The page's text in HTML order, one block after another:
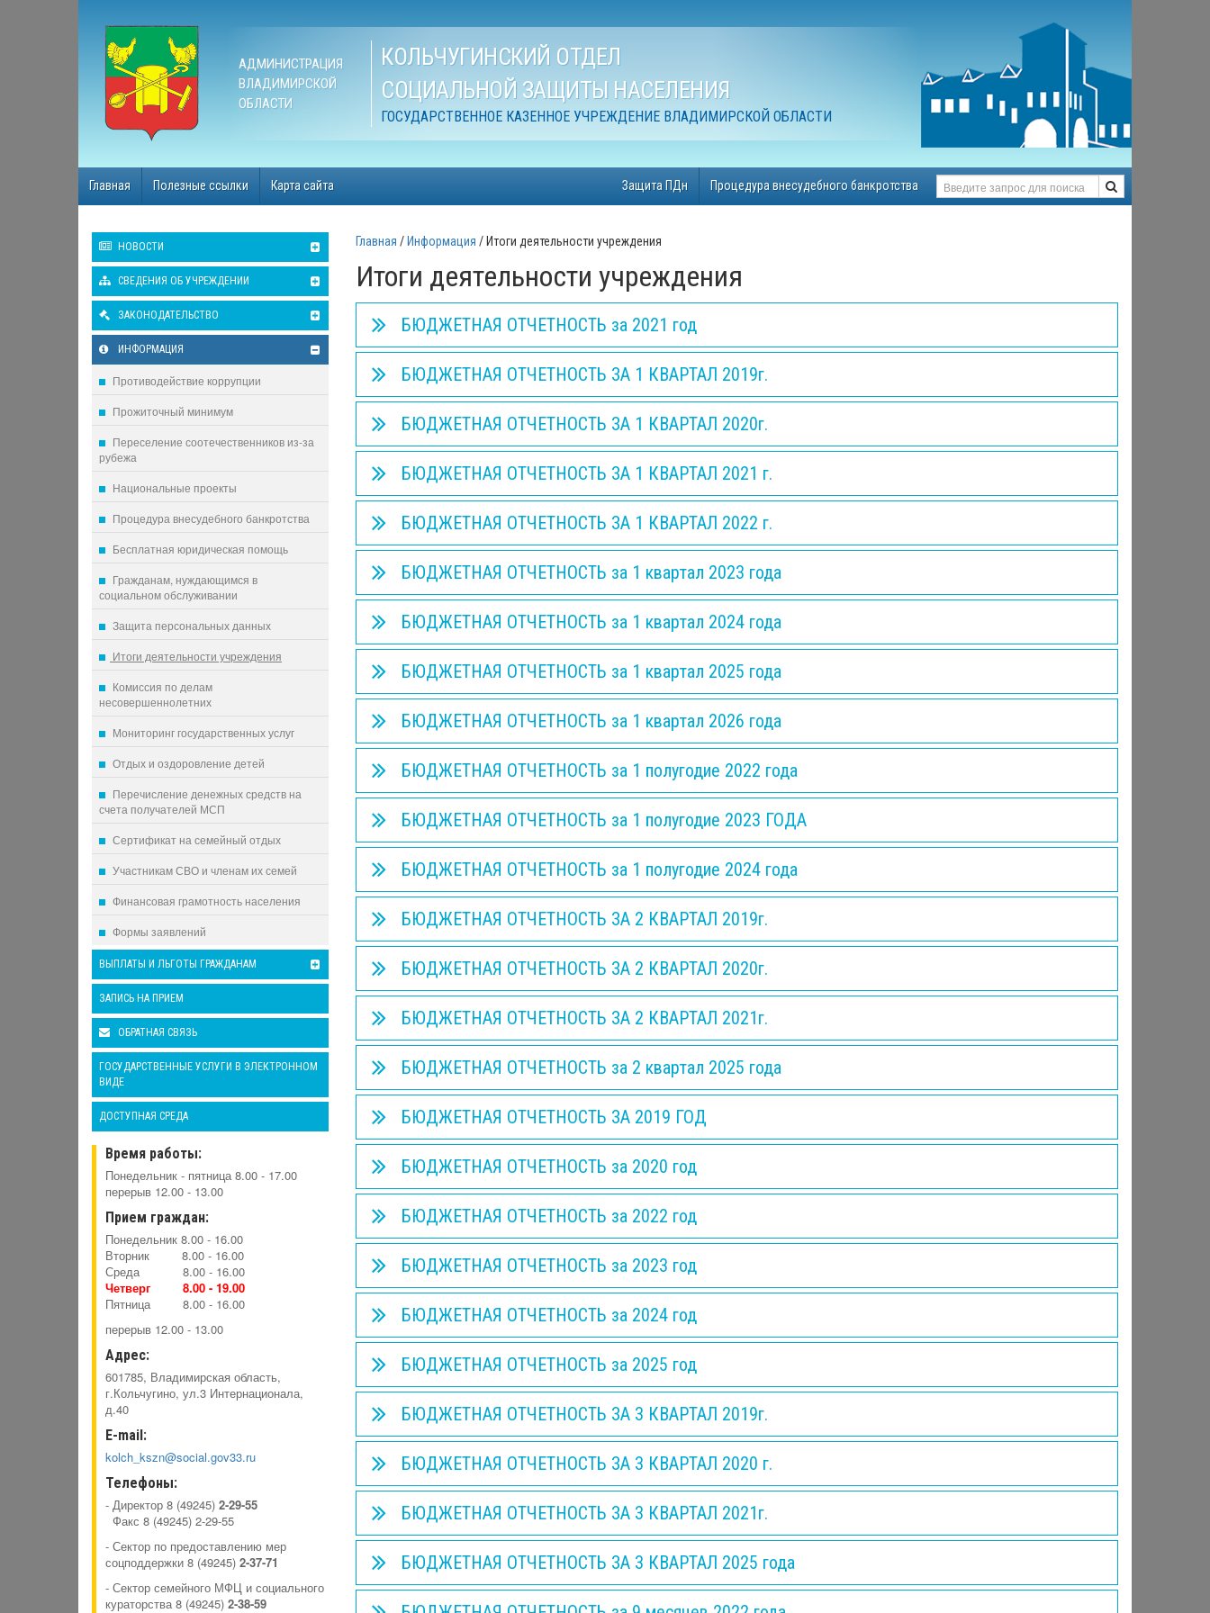
АДМИНИСТРАЦИЯ
ВЛАДИМИРСКОЙ
ОБЛАСТИ
КОЛЬЧУГИНСКИЙ ОТДЕЛ
СОЦИАЛЬНОЙ ЗАЩИТЫ НАСЕЛЕНИЯ
ГОСУДАРСТВЕННОЕ КАЗЕННОЕ УЧРЕЖДЕНИЕ ВЛАДИМИРСКОЙ ОБЛАСТИ
Главная Полезные ссылки Карта сайта Защита ПДн Процедура внесудебного банкротства
НОВОСТИ
СВЕДЕНИЯ ОБ УЧРЕЖДЕНИИ
ЗАКОНОДАТЕЛЬСТВО
ИНФОРМАЦИЯ
Противодействие коррупции
Прожиточный минимум
Переселение соотечественников из-за
рубежа
Национальные проекты
Процедура внесудебного банкротства
Бесплатная юридическая помощь
Гражданам, нуждающимся в
социальном обслуживании
Защита персональных данных
Итоги деятельности учреждения
Комиссия по делам
несовершеннолетних
Мониторинг государственных услуг
Отдых и оздоровление детей
Перечисление денежных средств на
счета получателей МСП
Сертификат на семейный отдых
Участникам СВО и членам их семей
Финансовая грамотность населения
Формы заявлений
ВЫПЛАТЫ И ЛЬГОТЫ ГРАЖДАНАМ
ЗАПИСЬ НА ПРИЕМ
ОБРАТНАЯ СВЯЗЬ
ГОСУДАРСТВЕННЫЕ УСЛУГИ В ЭЛЕКТРОННОМ
ВИДЕ
ДОСТУПНАЯ СРЕДА
Время работы:
Понедельник - пятница 8.00 - 17.00
перерыв 12.00 - 13.00
Прием граждан:
Понедельник 8.00 - 16.00
Вторник 8.00 - 16.00
Среда 8.00 - 16.00
Четверг 8.00 - 19.00
Пятница 8.00 - 16.00
перерыв 12.00 - 13.00
Адрес:
601785, Владимирская область,
г.Кольчугино, ул.3 Интернационала,
д.40
E-mail:
kolch_kszn@social.gov33.ru
Телефоны:
- Директор 8 (49245) 2-29-55
Факс 8 (49245) 2-29-55
- Сектор по предоставлению мер
соцподдержки 8 (49245) 2-37-71
- Сектор семейного МФЦ и социального
кураторства 8 (49245) 2-38-59
Главная Информация Итоги деятельности учреждения
Итоги деятельности учреждения
БЮДЖЕТНАЯ ОТЧЕТНОСТЬ за 2021 год
БЮДЖЕТНАЯ ОТЧЕТНОСТЬ ЗА 1 КВАРТАЛ 2019г.
БЮДЖЕТНАЯ ОТЧЕТНОСТЬ ЗА 1 КВАРТАЛ 2020г.
БЮДЖЕТНАЯ ОТЧЕТНОСТЬ ЗА 1 КВАРТАЛ 2021 г.
БЮДЖЕТНАЯ ОТЧЕТНОСТЬ ЗА 1 КВАРТАЛ 2022 г.
БЮДЖЕТНАЯ ОТЧЕТНОСТЬ за 1 квартал 2023 года
БЮДЖЕТНАЯ ОТЧЕТНОСТЬ за 1 квартал 2024 года
БЮДЖЕТНАЯ ОТЧЕТНОСТЬ за 1 квартал 2025 года
БЮДЖЕТНАЯ ОТЧЕТНОСТЬ за 1 квартал 2026 года
БЮДЖЕТНАЯ ОТЧЕТНОСТЬ за 1 полугодие 2022 года
БЮДЖЕТНАЯ ОТЧЕТНОСТЬ за 1 полугодие 2023 ГОДА
БЮДЖЕТНАЯ ОТЧЕТНОСТЬ за 1 полугодие 2024 года
БЮДЖЕТНАЯ ОТЧЕТНОСТЬ ЗА 2 КВАРТАЛ 2019г.
БЮДЖЕТНАЯ ОТЧЕТНОСТЬ ЗА 2 КВАРТАЛ 2020г.
БЮДЖЕТНАЯ ОТЧЕТНОСТЬ ЗА 2 КВАРТАЛ 2021г.
БЮДЖЕТНАЯ ОТЧЕТНОСТЬ за 2 квартал 2025 года
БЮДЖЕТНАЯ ОТЧЕТНОСТЬ ЗА 2019 ГОД
БЮДЖЕТНАЯ ОТЧЕТНОСТЬ за 2020 год
БЮДЖЕТНАЯ ОТЧЕТНОСТЬ за 2022 год
БЮДЖЕТНАЯ ОТЧЕТНОСТЬ за 2023 год
БЮДЖЕТНАЯ ОТЧЕТНОСТЬ за 2024 год
БЮДЖЕТНАЯ ОТЧЕТНОСТЬ за 2025 год
БЮДЖЕТНАЯ ОТЧЕТНОСТЬ ЗА 3 КВАРТАЛ 2019г.
БЮДЖЕТНАЯ ОТЧЕТНОСТЬ ЗА 3 КВАРТАЛ 2020 г.
БЮДЖЕТНАЯ ОТЧЕТНОСТЬ ЗА 3 КВАРТАЛ 2021г.
БЮДЖЕТНАЯ ОТЧЕТНОСТЬ ЗА 3 КВАРТАЛ 2025 года